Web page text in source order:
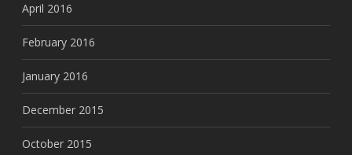
April 2016
February 2016
January 2016
December 2015
October 2015